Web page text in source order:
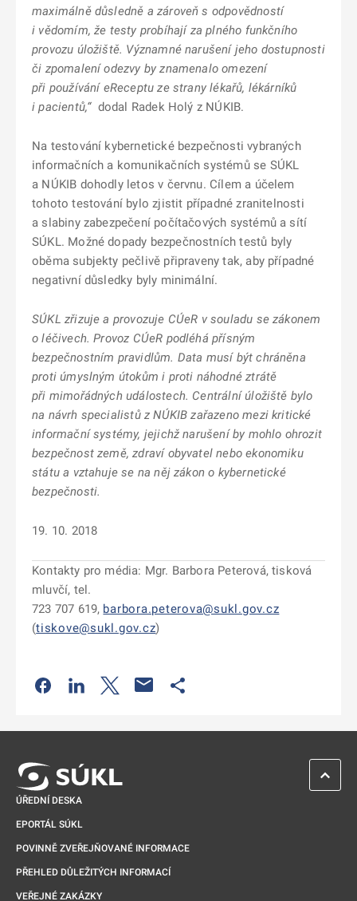
maximálně důsledně a zároveň s odpovědností
i vědomím, že testy probíhají za plného funkčního
provozu úložiště. Významné narušení jeho dostupnosti
či zpomalení odezvy by znamenalo omezení
při používání eReceptu ze strany lékařů, lékárníků
i pacientů,“ dodal Radek Holý z NÚKIB.
Na testování kybernetické bezpečnosti vybraných
informačních a komunikačních systémů se SÚKL
a NÚKIB dohodly letos v červnu. Cílem a účelem
tohoto testování bylo zjistit případné zranitelnosti
a slabiny zabezpečení počítačových systémů a sítí
SÚKL. Možné dopady bezpečnostních testů byly
oběma subjekty pečlivě připraveny tak, aby případné
negativní důsledky byly minimální.
SÚKL zřizuje a provozuje CÚeR v souladu se zákonem
o léčivech. Provoz CÚeR podléhá přísným
bezpečnostním pravidlům. Data musí být chráněna
proti úmyslným útokům i proti náhodné ztrátě
při mimořádných událostech. Centrální úložiště bylo
na návrh specialistů z NÚKIB zařazeno mezi kritické
informační systémy, jejichž narušení by mohlo ohrozit
bezpečnost země, zdraví obyvatel nebo ekonomiku
státu a vztahuje se na něj zákon o kybernetické
bezpečnosti.
19. 10. 2018
Kontakty pro média: Mgr. Barbora Peterová, tisková
mluvčí, tel.
723 707 619, barbora.peterova@sukl.gov.cz
(tiskove@sukl.gov.cz)
Odkaz se otevře na nové kartě
Odkaz se otevře na nové kartě
Odkaz se otevře na nové kartě
ÚŘEDNÍ DESKA
EPORTÁL SÚKL
POVINNĚ ZVEŘEJŇOVANÉ INFORMACE
PŘEHLED DŮLEŽITÝCH INFORMACÍ
VEŘEJNÉ ZAKÁZKY
ZPĚT